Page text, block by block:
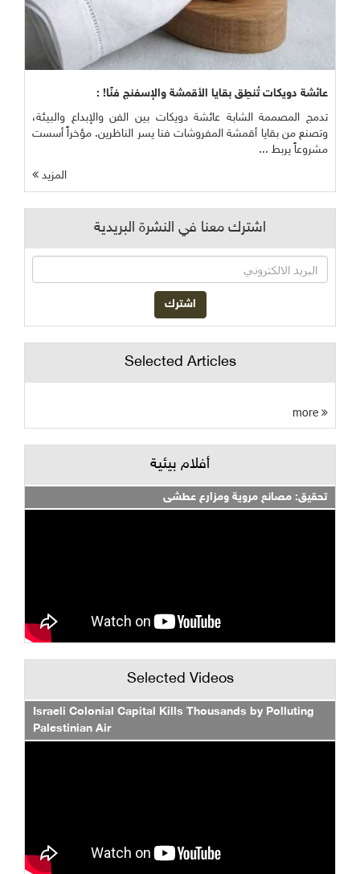
عائشة دويكات تُنطِق بقايا الأقمشة والإسفنج فنًا! :
تدمج المصممة الشابة عائشة دويكات بين الفن والإبداع والبيئة،
وتصنع من بقايا أقمشة المفروشات فنا يسر الناظرين. مؤخراً أسست
مشروعاً يربط ...
المزيد
اشترك معنا في النشرة البريدية
Selected Articles
أفلام بيئية
تحقيق: مصانع مروية ومزارع عطشى
Selected Videos
Israeli Colonial Capital Kills Thousands by Polluting
Palestinian Air